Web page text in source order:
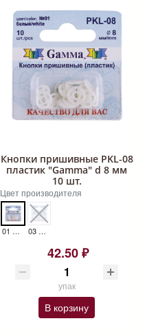
Кнопки пришивные PKL-08
пластик "Gamma" d 8 мм
10 шт.
Цвет производителя
01 БЕЛЫЙ PKL-08 03 ПРОЗРАЧНЫЙ PKL-08
42.50 ₽
упак
В корзину